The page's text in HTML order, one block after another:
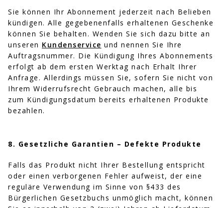
Sie können Ihr Abonnement jederzeit nach Belieben
kündigen. Alle gegebenenfalls erhaltenen Geschenke
können Sie behalten. Wenden Sie sich dazu bitte an
unseren Kundenservice und nennen Sie Ihre
Auftragsnummer. Die Kündigung Ihres Abonnements
erfolgt ab dem ersten Werktag nach Erhalt Ihrer
Anfrage. Allerdings müssen Sie, sofern Sie nicht von
Ihrem Widerrufsrecht Gebrauch machen, alle bis
zum Kündigungsdatum bereits erhaltenen Produkte
bezahlen.
8. Gesetzliche Garantien – Defekte Produkte
Falls das Produkt nicht Ihrer Bestellung entspricht
oder einen verborgenen Fehler aufweist, der eine
reguläre Verwendung im Sinne von §433 des
Bürgerlichen Gesetzbuchs unmöglich macht, können